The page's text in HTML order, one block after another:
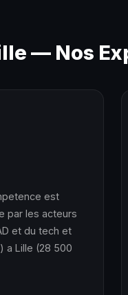
— Nos
est
par les acteurs
et du tech et
a Lille (28 500